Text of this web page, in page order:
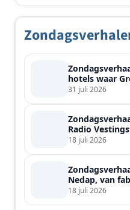
hotels waar
31 juli 2026
Radio
de streek
18 juli 2026
Nedap, van
18 juli 2026